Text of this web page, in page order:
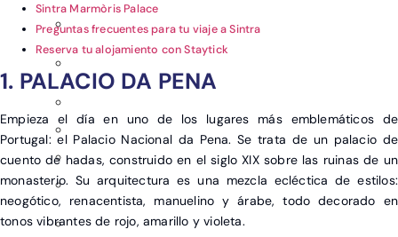
Sintra Marmòris Palace
Preguntas frecuentes para tu viaje a Sintra
Reserva tu alojamiento con Staytick
1. PALACIO DA PENA
Empieza el día en uno de los lugares más emblemáticos de
Portugal: el Palacio Nacional da Pena. Se trata de un palacio de
cuento de hadas, construido en el siglo XIX sobre las ruinas de un
monasterio. Su arquitectura es una mezcla ecléctica de estilos:
neogótico, renacentista, manuelino y árabe, todo decorado en
tonos vibrantes de rojo, amarillo y violeta.